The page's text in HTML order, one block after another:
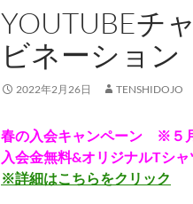
YOUTUBEチ
ビネーション
2022年2月26日 TENSHIDOJO
春の入会キャンペーン ※５
入会金無料&オリジナルTシ
※詳細はこちらをクリック